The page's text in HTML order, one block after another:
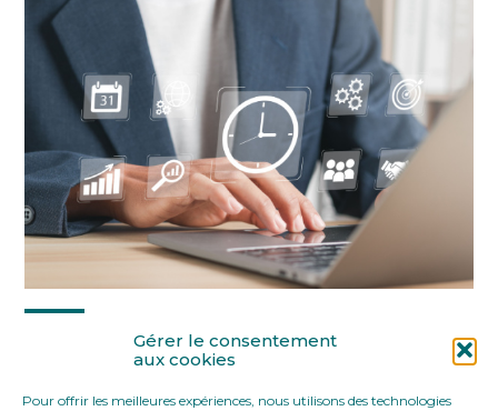
Gérer le consentement
aux cookies
Pour offrir les meilleures expériences, nous utilisons des technologies